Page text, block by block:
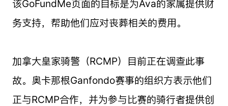
该GoFundMe页面的目标是为Ava的家属提供财
务支持，帮助他们应对丧葬相关的费用。
加拿大皇家骑警（RCMP）目前正在调查此事
故。奥卡那根Ganfondo赛事的组织方表示他们
正与RCMP合作，并为参与比赛的骑行者提供创